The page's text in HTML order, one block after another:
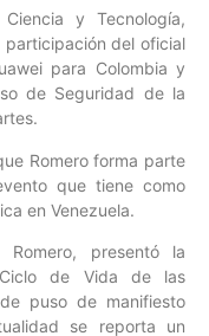
y Tecnología,
participación del oficial
para Colombia y
de Seguridad de la
Romero forma parte
que tiene como
en Venezuela.
Romero, presentó la
Ciclo de Vida de las
puso de manifiesto
se reporta un